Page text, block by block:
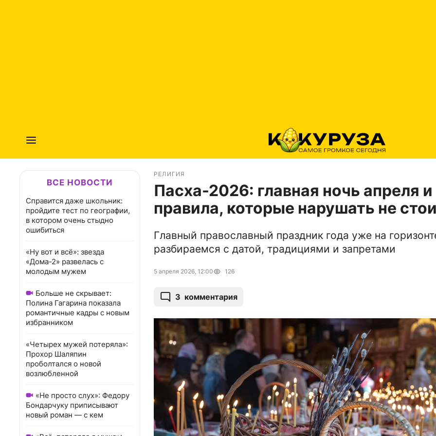
ВСЕ НОВОСТИ
Справится даже школьник:
пройдите тест по географии,
в котором очень стыдно
ошибиться
«Ну вот и всё»: звезда
«Дома-2» развелась с
молодым мужем
Больше не скрывает:
Полина Гагарина показала
романтичные кадры с новым
избранником
«Четырех мужей потеряла»:
Прохор Шаляпин
проболтался о новой
возлюбленной
«Не просто слух»: Федору
Бондарчуку приписывают
новый роман — с кем
РЕЛИГИЯ
Пасха-2026: главная ночь апреля и
правила, которые нарушать не
Главный православный праздник года уже на
разбираемся с датой, традициями и запретами
5 апреля 2026, 12:00 126
3 комментария